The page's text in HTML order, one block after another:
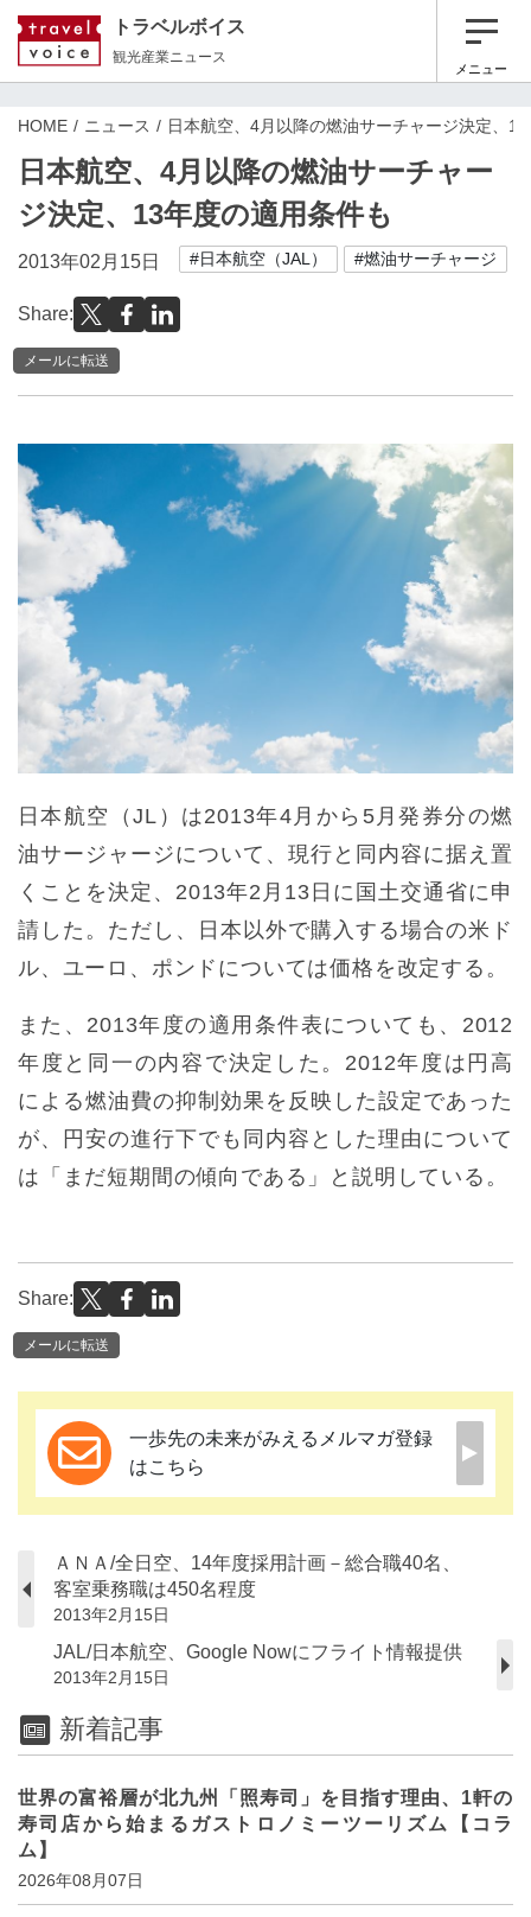
トラベルボイス
観光産業ニュース
メニュー
HOME ニュース 日本航空、4月以降の燃油サーチャージ決定、
日本航空、4月以降の燃油サーチャー
ジ決定、13年度の適用条件も
2013年02月15日 #日本航空（JAL） #燃油サーチャージ
Share:
メールに転送
日本航空（JL）は2013年4月から5月発券分の燃
油サージャージについて、現行と同内容に据え置
くことを決定、2013年2月13日に国土交通省に申
請した。ただし、日本以外で購入する場合の米ド
ル、ユーロ、ポンドについては価格を改定する。
また、2013年度の適用条件表についても、2012
年度と同一の内容で決定した。2012年度は円高
による燃油費の抑制効果を反映した設定であった
が、円安の進行下でも同内容とした理由について
は「まだ短期間の傾向である」と説明している。
Share:
メールに転送
一歩先の未来がみえるメルマガ登録
はこちら
ＡＮＡ/全日空、14年度採用計画－総合職40名、
客室乗務職は450名程度
2013年2月15日
JAL/日本航空、Google Nowにフライト情報提供
2013年2月15日
新着記事
世界の富裕層が北九州「照寿司」を目指す理由、1軒の
寿司店から始まるガストロノミーツーリズム【コラ
ム】
2026年08月07日